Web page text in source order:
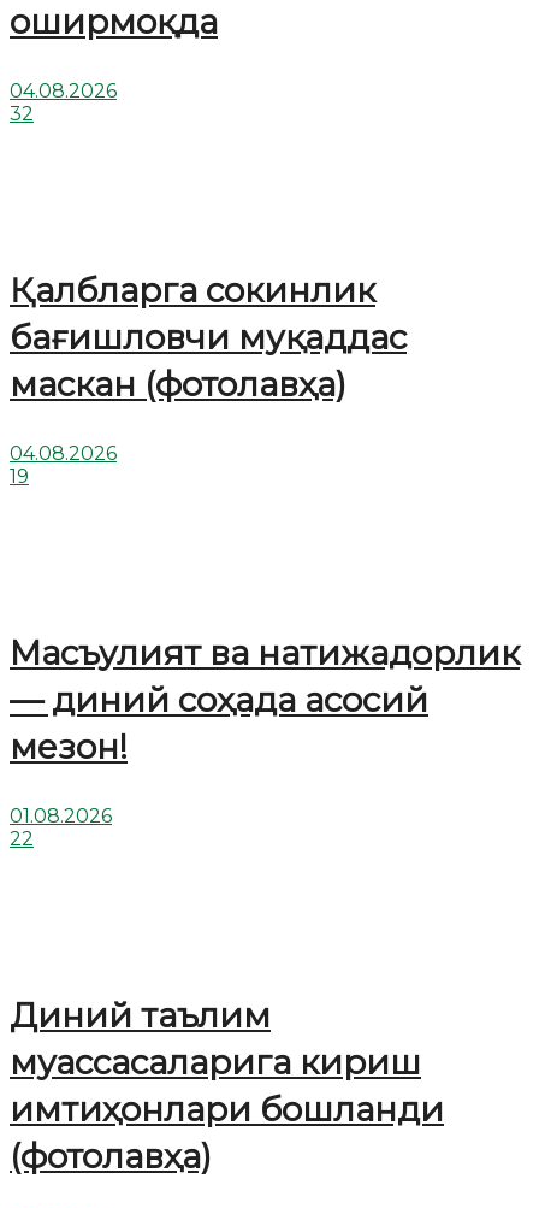
оширмоқда
04.08.2026
32
Қалбларга сокинлик
бағишловчи муқаддас
маскан (фотолавҳа)
04.08.2026
19
Масъулият ва натижадорлик
— диний соҳада асосий
мезон!
01.08.2026
22
Диний таълим
муассасаларига кириш
имтиҳонлари бошланди
(фотолавҳа)